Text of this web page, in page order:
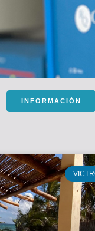
INFORMACIÓN